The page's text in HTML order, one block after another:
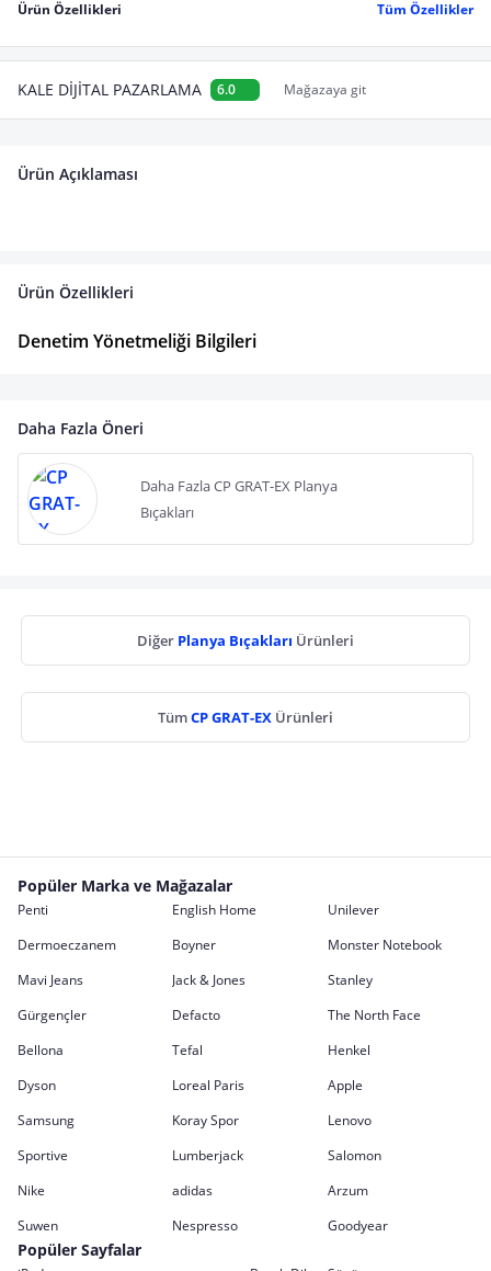
Ürün Özellikleri Tüm Özellikler
KALE DİJİTAL PAZARLAMA 6.0 Mağazaya git
Ürün Açıklaması
Ürün Özellikleri
Denetim Yönetmeliği Bilgileri
Daha Fazla Öneri
Daha Fazla CP GRAT-EX Planya
Bıçakları
Diğer Planya Bıçakları Ürünleri
TümCP GRAT-EX Ürünleri
Popüler Marka ve Mağazalar
Penti English Home
Unilever
Dermoeczanem
Boyner
Monster Notebook
Mavi Jeans
Jack & Jones
Stanley
Gürgençler
Defacto
The North Face
Bellona
Tefal
Henkel
Dyson
Loreal Paris
Apple
Samsung
Koray Spor
Lenovo
Sportive
Lumberjack
Salomon
Nike
adidas
Arzum
Suwen
Nespresso Goodyear
Popüler Sayfalar